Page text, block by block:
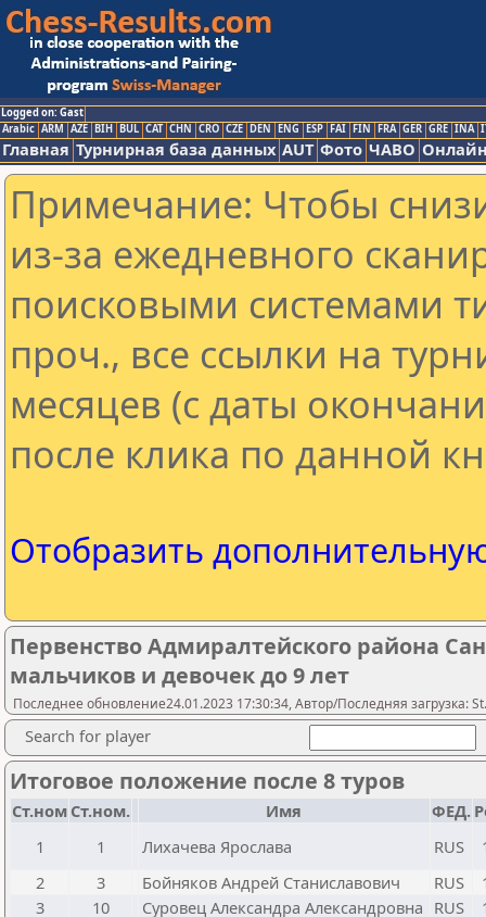
Logged on: Gast
Arabic ARM AZE BIH BUL CAT CHN CRO CZE DEN ENG ESP FAI FIN FRA GER GRE INA
Главная Турнирная база данных AUT Фото ЧАВО
Примечание: Чтобы
из-за ежедневного
поисковыми системами
проч., все ссылки на
месяцев (с даты
после клика по данной
Отобразить
Первенство Адмиралтейского района
мальчиков и девочек до 9 лет
Последнее обновление24.01.2023 17:30:34, Автор/Последняя загрузка:
Search for player
Итоговое положение после 8 туров
Ст.ном Ст.ном. Имя ФЕД.
1
1 Лихачева Ярослава RUS
2
3 Бойняков Андрей Станиславович RUS
3
10 Суровец Александра Александровна RUS